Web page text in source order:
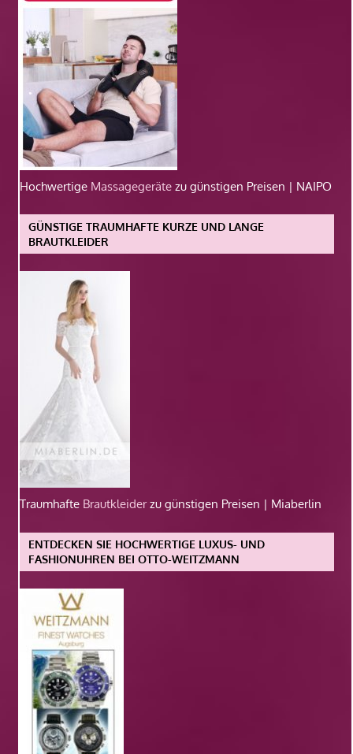
Hochwertige Massagegeräte zu günstigen Preisen | NAIPO
GÜNSTIGE TRAUMHAFTE KURZE UND LANGE
BRAUTKLEIDER
Traumhafte Brautkleiderzu günstigen Preisen | Miaberlin
ENTDECKEN SIE HOCHWERTIGE LUXUS- UND
FASHIONUHREN BEI OTTO-WEITZMANN